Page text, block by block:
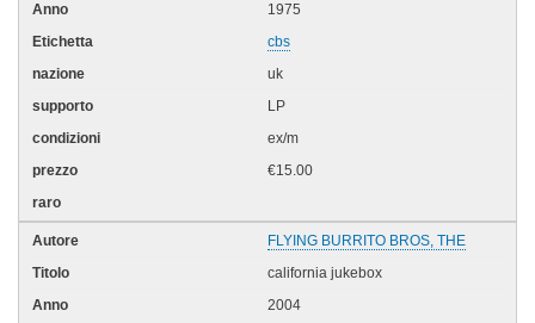
1975
cbs
uk
LP
ex/m
€15.00
FLYING BURRITO BROS, THE
california jukebox
2004